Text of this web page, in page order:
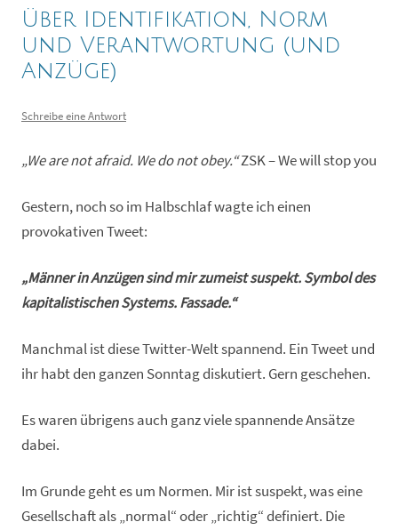
Über Identifikation, Norm
und Verantwortung (und
Anzüge)
Schreibe eine Antwort
„We are not afraid. We do not obey.“ZSK – We will stop you
Gestern, noch so im Halbschlaf wagte ich einen
provokativen Tweet:
„Männer in Anzügen sind mir zumeist suspekt. Symbol des
kapitalistischen Systems. Fassade.“
Manchmal ist diese Twitter-Welt spannend. Ein Tweet und
ihr habt den ganzen Sonntag diskutiert. Gern geschehen.
Es waren übrigens auch ganz viele spannende Ansätze
dabei.
Im Grunde geht es um Normen. Mir ist suspekt, was eine
Gesellschaft als „normal“ oder „richtig“ definiert. Die